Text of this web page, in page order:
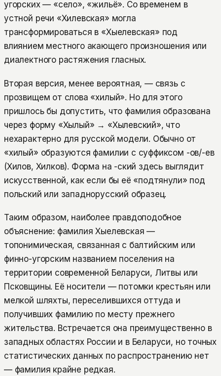
угорских — «село», «жильё». Со временем в
устной речи «Хилевская» могла
трансформироваться в «Хыелевская» под
влиянием местного акающего произношения или
диалектного растяжения гласных.
Вторая версия, менее вероятная, — связь с
прозвищем от слова «хилый». Но для этого
пришлось бы допустить, что фамилия образована
через форму «Хылый» → «Хылевский», что
нехарактерно для русской модели. Обычно от
«хилый» образуются фамилии с суффиксом -ов/-ев
(Хилов, Хилков). Форма на -ский здесь выглядит
искусственной, как если бы её «подтянули» под
польский или западнорусский образец.
Таким образом, наиболее правдоподобное
объяснение: фамилия Хыелевская —
топонимическая, связанная с балтийским или
финно-угорским названием поселения на
территории современной Беларуси, Литвы или
Псковщины. Её носители — потомки крестьян или
мелкой шляхты, переселившихся оттуда и
получивших фамилию по месту прежнего
жительства. Встречается она преимущественно в
западных областях России и в Беларуси, но точных
статистических данных по распространению нет
— фамилия крайне редкая.